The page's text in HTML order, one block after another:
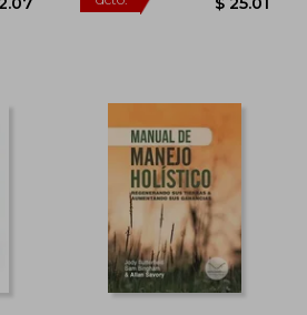
45%
dcto.